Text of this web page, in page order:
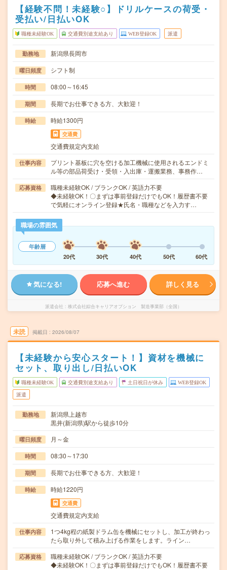
【経験不問！未経験○】ドリルケースの荷受・
受払い/日払いOK
職種未経験OK 交通費別途支給あり WEB登録OK 派遣
勤務地 新潟県長岡市
曜日頻度 シフト制
時間 08:00～16:45
期間 長期でお仕事できる方、大歓迎！
時給 時給1300円
交通費
交通費規定内支給
仕事内容
プリント基板に穴を空ける加工機械に使用されるエンドミ
ル等の部品荷受け・受領・入出庫・運搬業務、事務作…
応募資格
職種未経験OK / ブランクOK / 英語力不要
◆未経験OK！〇まずは事前登録だけでもOK！履歴書不要
で気軽にオンライン登録★氏名・職種などを入力す…
職場の雰囲気
年齢層
20代
30代 40代 50代 60代
気になる! 応募へ進む 詳しく見る
派遣会社 株式会社綜合キャリアオプション 製造事業部（全国）
未読 掲載日 2026/08/07
【未経験から安心スタート！】資材を機械に
セット、取り出し/日払いOK
職種未経験OK 交通費別途支給あり 土日祝日が休み WEB登録OK
派遣
勤務地
新潟県上越市
黒井(新潟県)駅から徒歩10分
曜日頻度 月～金
時間 08:30～17:30
期間 長期でお仕事できる方、大歓迎！
時給 時給1220円
交通費
交通費規定内支給
仕事内容
1つ4kg程の紙製ドラム缶を機械にセットし、加工が終わっ
たら取り外して積み上げる作業をします。ライン…
応募資格
職種未経験OK / ブランクOK / 英語力不要
◆未経験OK！〇まずは事前登録だけでもOK！履歴書不要